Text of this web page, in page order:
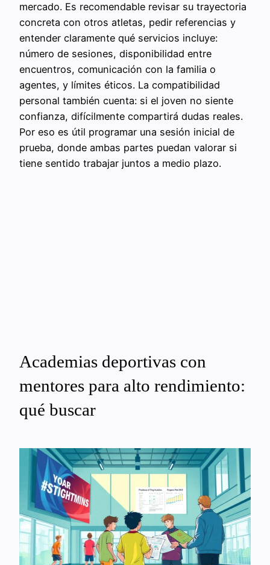
mercado. Es recomendable revisar su trayectoria
concreta con otros atletas, pedir referencias y
entender claramente qué servicios incluye:
número de sesiones, disponibilidad entre
encuentros, comunicación con la familia o
agentes, y límites éticos. La compatibilidad
personal también cuenta: si el joven no siente
confianza, difícilmente compartirá dudas reales.
Por eso es útil programar una sesión inicial de
prueba, donde ambas partes puedan valorar si
tiene sentido trabajar juntos a medio plazo.
Academias deportivas con
mentores para alto rendimiento:
qué buscar